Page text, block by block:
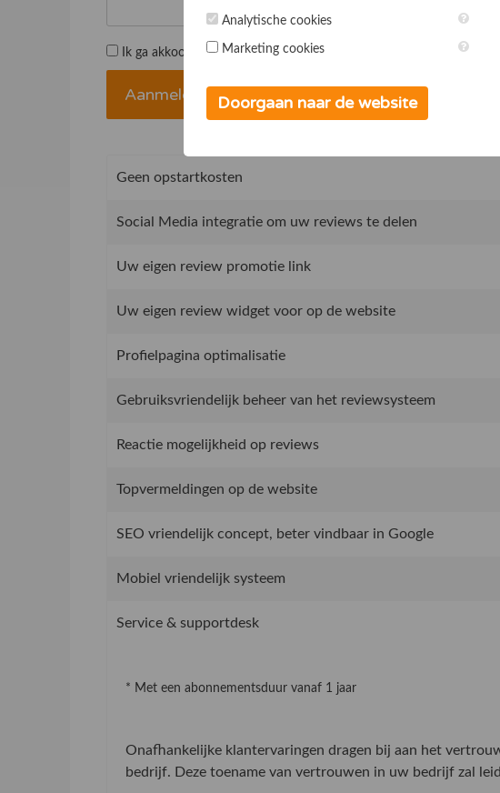
Ik ga akkoord met de Algemene voorwaarden
Geen opstartkosten
Social Media integratie om uw reviews te delen
Uw eigen review promotie link
Uw eigen review widget voor op de website
Profielpagina optimalisatie
Gebruiksvriendelijk beheer van het reviewsysteem
Reactie mogelijkheid op reviews
Topvermeldingen op de website
SEO vriendelijk concept, beter vindbaar in Google
Mobiel vriendelijk systeem
Service & supportdesk
* Met een abonnementsduur vanaf 1 jaar
Onafhankelijke klantervaringen dragen bij aan het
bedrijf. Deze toename van vertrouwen in uw bedrijf zal
Analytische cookies
Marketing cookies
Doorgaan naar de website